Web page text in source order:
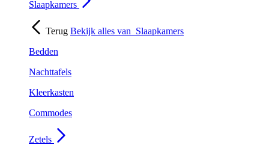
Slaapkamers
Terug Bekijk alles van Slaapkamers
Bedden
Nachttafels
Kleerkasten
Commodes
Zetels